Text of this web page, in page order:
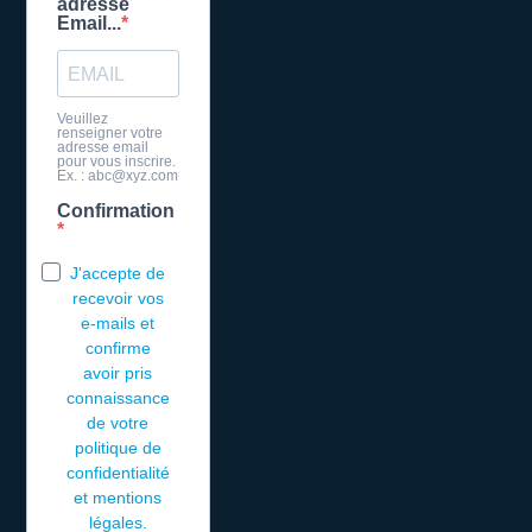
adresse
Email...
Veuillez
renseigner votre
adresse email
pour vous inscrire.
Ex. : abc@xyz.com
Confirmation
J'accepte de
recevoir vos
e-mails et
confirme
avoir pris
connaissance
de votre
politique de
confidentialité
et mentions
légales.